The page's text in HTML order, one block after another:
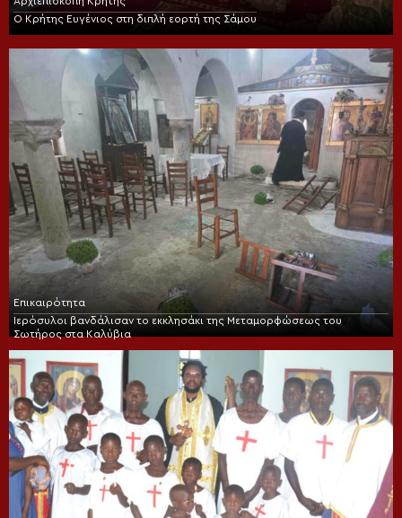
Ο Κρήτης Ευγένιος στη διπλή εορτή της Σάμου
Επικαιρότητα
Ιερόσυλοι βανδάλισαν το εκκλησάκι της Μεταμορφώσεως του
Σωτήρος στα Καλύβια